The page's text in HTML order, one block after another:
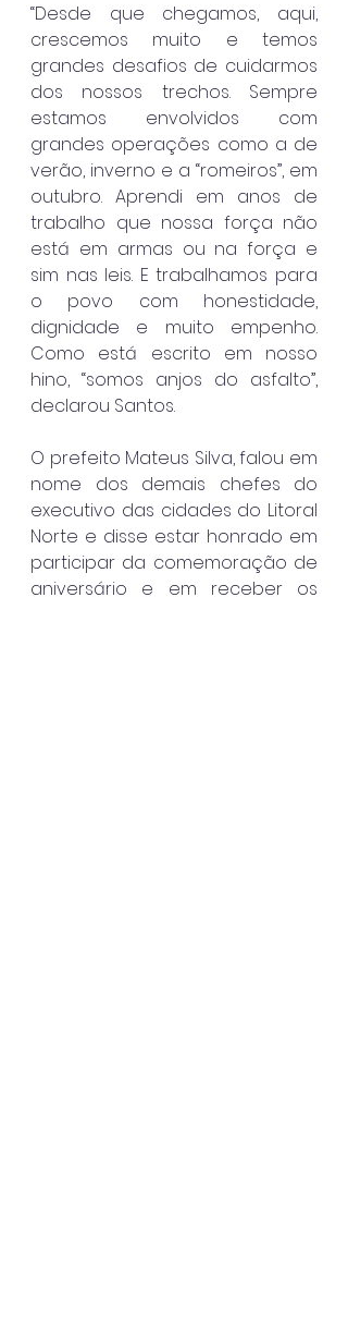
“Desde que chegamos, aqui,
crescemos muito e temos
grandes desafios de cuidarmos
dos nossos trechos. Sempre
estamos envolvidos com
grandes operações como a de
verão, inverno e a “romeiros”, em
outubro. Aprendi em anos de
trabalho que nossa força não
está em armas ou na força e
sim nas leis. E trabalhamos para
o povo com honestidade,
dignidade e muito empenho.
Como está escrito em nosso
hino, “somos anjos do asfalto”,
declarou Santos.
O prefeito Mateus Silva, falou em
nome dos demais chefes do
executivo das cidades do Litoral
Norte e disse estar honrado em
participar da comemoração de
aniversário e em receber os